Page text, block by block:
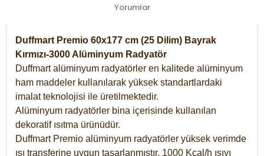
Yorumlar
Duffmart Premio 60x177 cm (25 Dilim) Bayrak
Kırmızı-3000 Alüminyum Radyatör
Duffmart alüminyum radyatörler en kalitede alüminyum
ham maddeler kullanılarak yüksek standartlardaki
imalat teknolojisi ile üretilmektedir.
Alüminyum radyatörler bina içerisinde kullanılan
dekoratif ısıtma ürünüdür.
Duffmart Premio alüminyum radyatörler yüksek verimde
ısı transferine uygun tasarlanmıştır. 1000 Kcal/h ısıyı